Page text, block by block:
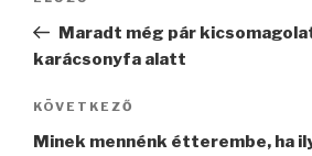
bejegyzés
Maradt még pár
karácsonyfa alatt
Következő
bejegyzés
KÖVETKEZŐ
Minek mennénk étterembe, ha